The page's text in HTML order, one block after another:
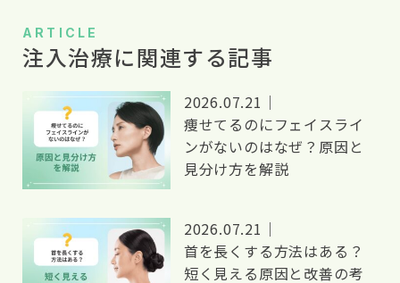
シ
ョ
ン
ARTICLE
注入治療に関連する記事
2026.07.21｜
痩せてるのにフェイスライ
ンがないのはなぜ？原因と
見分け方を解説
2026.07.21｜
首を長くする方法はある？
短く見える原因と改善の考